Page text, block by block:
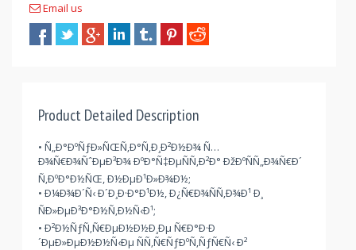
Email us
Product Detailed Description
• Ñ„Ð°ÐºÑƒÐ»ÑŒÑ‚Ð°Ñ‚Ð¸Ð²Ð½Ð¾ Ñ…
Ð¾Ñ€Ð¾ÑˆÐµÐ³Ð¾ ÐºÐ°Ñ‡ÐµÑÑ‚Ð²Ð° ÐžÐºÑÑ„Ð¾Ñ€Ð´
Ñ‚ÐºÐ°Ð½ÑŒ, Ð½ÐµÐ¹Ð»Ð¾Ð½;
• Ð¼Ð¾Ð´Ñ‹ Ð´Ð¸Ð·Ð°Ð¹Ð½, Ð¿Ñ€Ð¾ÑÑ‚Ð¾Ð¹ Ð¸
ÑÐ»ÐµÐ³Ð°Ð½Ñ‚Ð½Ñ‹Ð¹;
• Ð²Ð½ÑƒÑ‚Ñ€ÐµÐ½Ð½Ð¸Ðµ Ñ€Ð°Ð·Ð
´ÐµÐ»ÐµÐ½Ð½Ñ‹Ðµ ÑÑ‚Ñ€ÑƒÐºÑ‚ÑƒÑ€Ñ‹ Ð²